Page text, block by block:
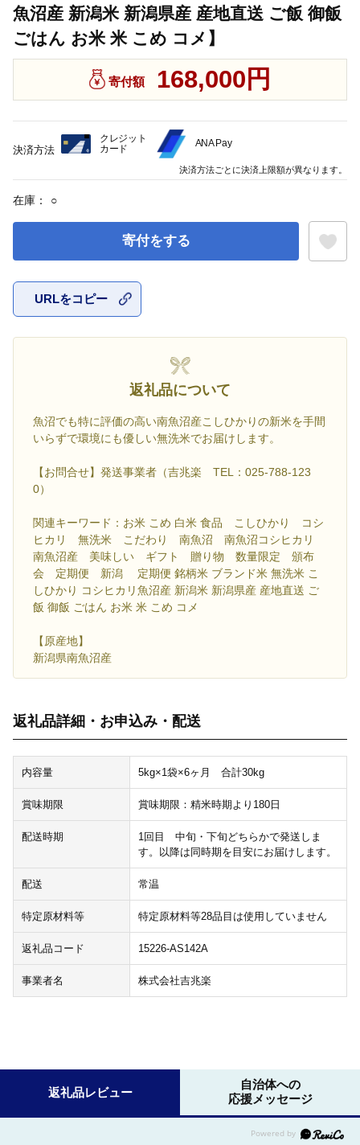
魚沼産 新潟米 新潟県産 産地直送 ご飯 御飯
ごはん お米 米 こめ コメ】
寄付額 168,000円
在庫： ○
寄付をする
URLをコピー
返礼品について
魚沼でも特に評価の高い南魚沼産こしひかりの新米を手間
いらずで環境にも優しい無洗米でお届けします。
【お問合せ】発送事業者（吉兆楽 TEL：025-788-123
0）
関連キーワード：お米 こめ 白米 食品 こしひかり コシ
ヒカリ 無洗米 こだわり 南魚沼 南魚沼コシヒカリ
南魚沼産 美味しい ギフト 贈り物 数量限定 頒布
会 定期便 新潟 定期便 銘柄米 ブランド米 無洗米 こ
しひかり コシヒカリ魚沼産 新潟米 新潟県産 産地直送 ご
飯 御飯 ごはん お米 米 こめ コメ
【原産地】
新潟県南魚沼産
返礼品詳細・お申込み・配送
内容量 5kg×1袋×6ヶ月 合計30kg
賞味期限 賞味期限：精米時期より180日
配送時期
1回目 中旬・下旬どちらかで発送しま
す。以降は同時期を目安にお届けします。
配送 常温
特定原材料等 特定原材料等28品目は使用していません
返礼品コード 15226-AS142A
事業者名 株式会社吉兆楽
決済方法
クレジット
カード
ANA Pay
決済方法ごとに決済上限額が異なります。
返礼品レビュー
自治体への
応援メッセージ